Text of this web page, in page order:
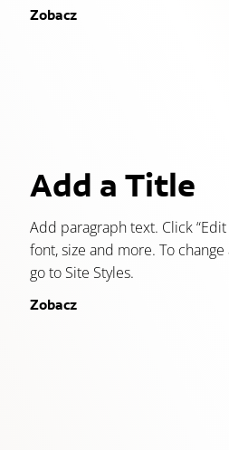
Zobacz
Add a Title
Add paragraph text. Click
font, size and more. To
go to Site Styles.
Zobacz